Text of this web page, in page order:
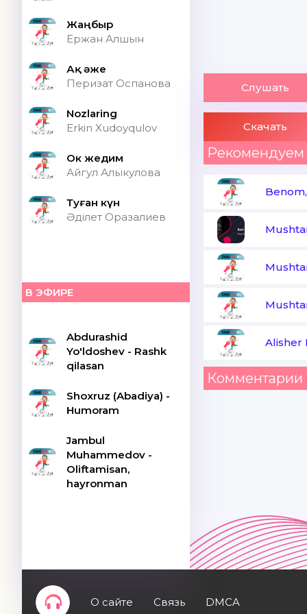
Жаңбыр
Ержан Алшын
Ақ әже
Перизат Оспанова
Nozlaring
Erkin Xudoyqulov
Ок жедим
Айгул Алыкулова
Туған күн
Әділет Оразалиев
В ЭФИРЕ
Abdurashid
Yo'ldoshev - Rashk
qilasan
Shoxruz (Abadiya) -
Humoram
Jambul
Muhammedov -
Oliftamisan,
hayronman
Слушать
Скачать
Рекомендуем
Alisher
Комментарии
О сайте Связь DMCA